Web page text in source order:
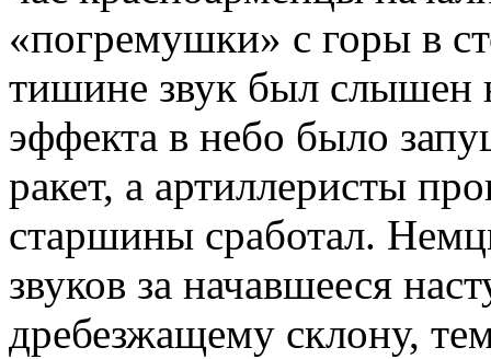
«погремушки» с горы в
тишине звук был слышен
эффекта в небо было
ракет, а артиллеристы
старшины сработал.
звуков за начавшееся
дребезжащему склону,